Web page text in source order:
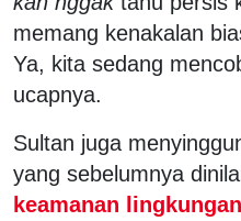
memang kenakalan
Ya, kita sedang
ucapnya.
Sultan juga
yang sebelumnya
keamanan lingkungan